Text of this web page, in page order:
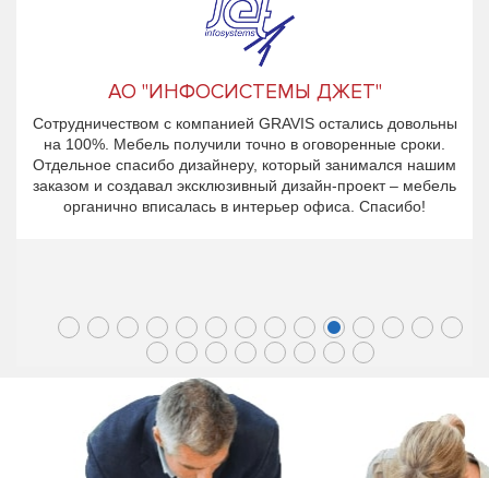
АО "ИНФОСИСТЕМЫ ДЖЕТ"
Сотрудничеством с компанией GRAVIS остались довольны
на 100%. Мебель получили точно в оговоренные сроки.
Отдельное спасибо дизайнеру, который занимался нашим
заказом и создавал эксклюзивный дизайн-проект – мебель
органично вписалась в интерьер офиса. Спасибо!